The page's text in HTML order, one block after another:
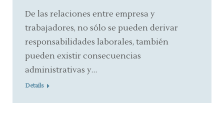
De las relaciones entre empresa y
trabajadores, no sólo se pueden derivar
responsabilidades laborales, también
pueden existir consecuencias
administrativas y…
Details